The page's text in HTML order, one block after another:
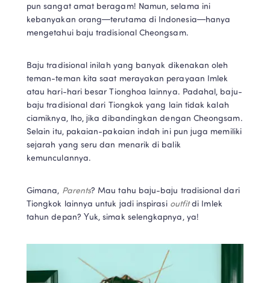
pun sangat amat beragam! Namun, selama ini
kebanyakan orang—terutama di Indonesia—hanya
mengetahui baju tradisional Cheongsam.
Baju tradisional inilah yang banyak dikenakan oleh
teman-teman kita saat merayakan perayaan Imlek
atau hari-hari besar Tionghoa lainnya. Padahal, baju-
baju tradisional dari Tiongkok yang lain tidak kalah
ciamiknya, lho, jika dibandingkan dengan Cheongsam.
Selain itu, pakaian-pakaian indah ini pun juga memiliki
sejarah yang seru dan menarik di balik
kemunculannya.
Gimana, Parents? Mau tahu baju-baju tradisional dari
Tiongkok lainnya untuk jadi inspirasi outfit di Imlek
tahun depan? Yuk, simak selengkapnya, ya!